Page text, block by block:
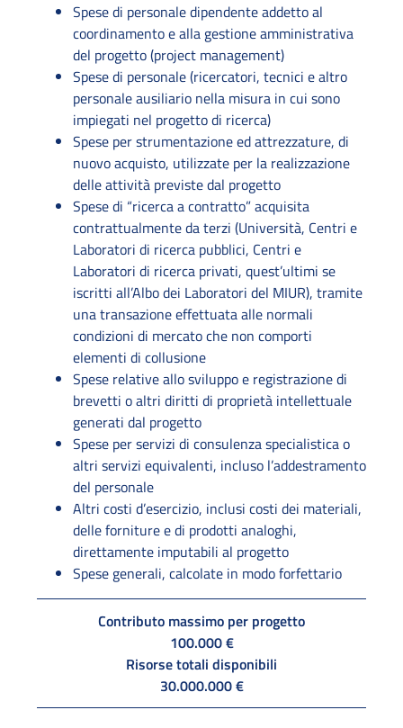
Spese di personale dipendente addetto al
coordinamento e alla gestione amministrativa
del progetto (project management)
Spese di personale (ricercatori, tecnici e altro
personale ausiliario nella misura in cui sono
impiegati nel progetto di ricerca)
Spese per strumentazione ed attrezzature, di
nuovo acquisto, utilizzate per la realizzazione
delle attività previste dal progetto
Spese di “ricerca a contratto” acquisita
contrattualmente da terzi (Università, Centri e
Laboratori di ricerca pubblici, Centri e
Laboratori di ricerca privati, quest’ultimi se
iscritti all’Albo dei Laboratori del MIUR), tramite
una transazione effettuata alle normali
condizioni di mercato che non comporti
elementi di collusione
Spese relative allo sviluppo e registrazione di
brevetti o altri diritti di proprietà intellettuale
generati dal progetto
Spese per servizi di consulenza specialistica o
altri servizi equivalenti, incluso l’addestramento
del personale
Altri costi d’esercizio, inclusi costi dei materiali,
delle forniture e di prodotti analoghi,
direttamente imputabili al progetto
Spese generali, calcolate in modo forfettario
Contributo massimo per progetto
100.000 €
Risorse totali disponibili
30.000.000 €